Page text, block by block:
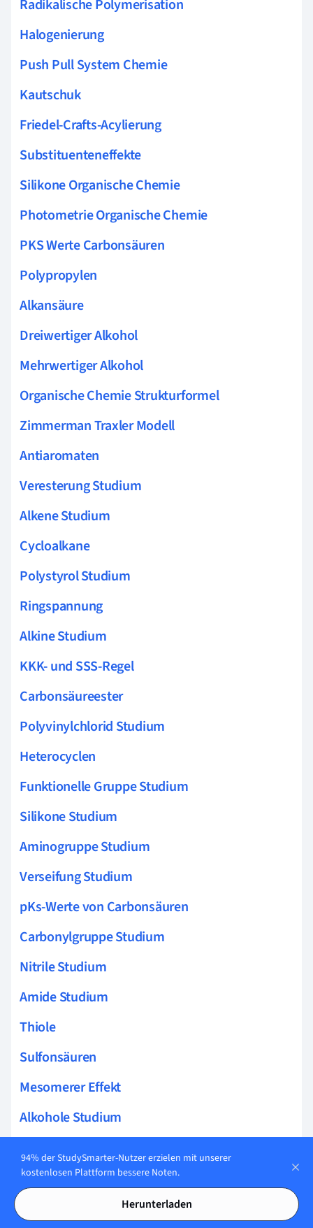
Radikalische Polymerisation
Halogenierung
Push Pull System Chemie
Kautschuk
Friedel-Crafts-Acylierung
Substituenteneffekte
Silikone Organische Chemie
Photometrie Organische Chemie
PKS Werte Carbonsäuren
Polypropylen
Alkansäure
Dreiwertiger Alkohol
Mehrwertiger Alkohol
Organische Chemie Strukturformel
Zimmerman Traxler Modell
Antiaromaten
Veresterung Studium
Alkene Studium
Cycloalkane
Polystyrol Studium
Ringspannung
Alkine Studium
KKK- und SSS-Regel
Carbonsäureester
Polyvinylchlorid Studium
Heterocyclen
Funktionelle Gruppe Studium
Silikone Studium
Aminogruppe Studium
Verseifung Studium
pKs-Werte von Carbonsäuren
Carbonylgruppe Studium
Nitrile Studium
Amide Studium
Thiole
Sulfonsäuren
Mesomerer Effekt
Alkohole Studium
Schutzgruppen
94% der StudySmarter-Nutzer erzielen mit unserer
kostenlosen Plattform bessere Noten.
Herunterladen